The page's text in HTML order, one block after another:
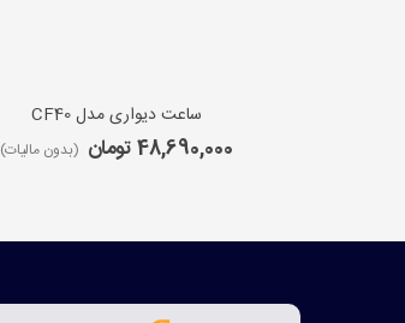
ساعت دیواری مدل CF40
48,690,000 تومان (بدون مالیات)